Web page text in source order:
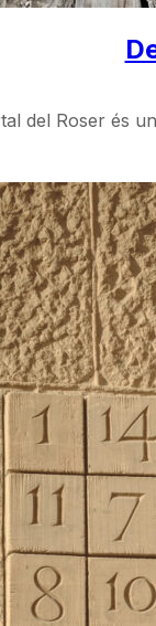
del Roser és